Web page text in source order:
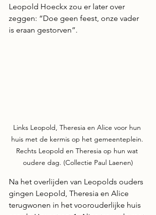
Leopold Hoeckx zou er later over
zeggen: “Doe geen feest, onze vader
is eraan gestorven”.
Links Leopold, Theresia en Alice voor hun
huis met de kermis op het gemeenteplein.
Rechts Leopold en Theresia op hun wat
oudere dag. (Collectie Paul Laenen)
Na het overlijden van Leopolds ouders
gingen Leopold, Theresia en Alice
terugwonen in het voorouderlijke huis